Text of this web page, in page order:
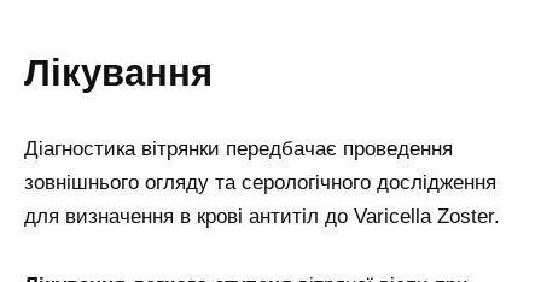
лікування
Діагностика вітрянки передбачає проведення
зовнішнього огляду та серологічного дослідження
для визначення в крові антитіл до Varicella Zoster.